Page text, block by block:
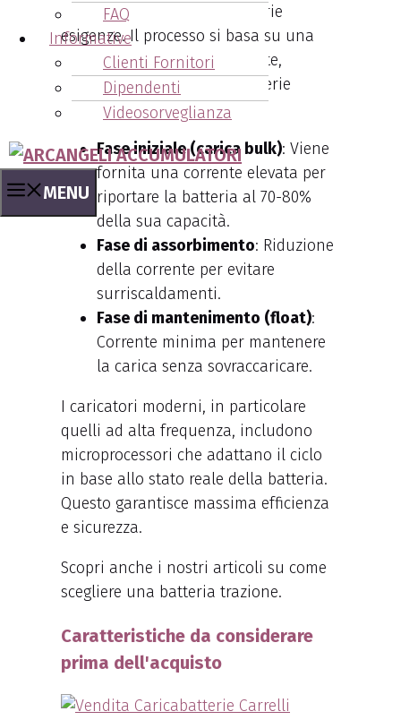
FAQ
Informative
Clienti Fornitori
Dipendenti
Videosorveglianza
MENU
modello più adatto alle proprie
esigenze. Il processo si basa su una
serie di fasi che, se ben gestite,
prolungano la vita delle batterie
trazione:
Fase iniziale (carica bulk): Viene
fornita una corrente elevata per
riportare la batteria al 70-80%
della sua capacità.
Fase di assorbimento: Riduzione
della corrente per evitare
surriscaldamenti.
Fase di mantenimento (float):
Corrente minima per mantenere
la carica senza sovraccaricare.
I caricatori moderni, in particolare
quelli ad alta frequenza, includono
microprocessori che adattano il ciclo
in base allo stato reale della batteria.
Questo garantisce massima efficienza
e sicurezza.
Scopri anche i nostri articoli su come
scegliere una batteria trazione.
Caratteristiche da considerare
prima dell'acquisto